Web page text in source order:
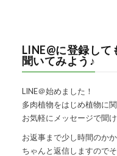
LINE@に登録して
聞いてみよう♪
LINE＠始めました！
多肉植物をはじめ植物に
お気軽にメッセージで聞
お返事まで少し時間のか
ちゃんと返信しますので